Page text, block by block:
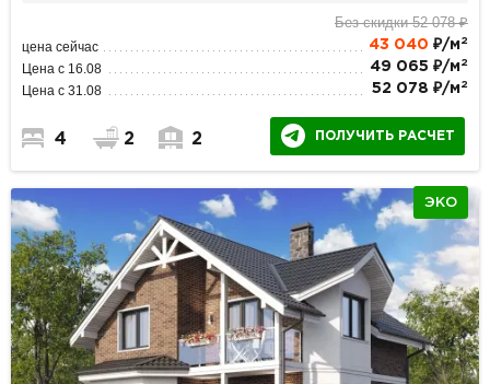
Без скидки 52 078 ₽
цена сейчас 43 040 ₽/м 2
Цена с 16.08 49 065 ₽/м 2
Цена с 31.08 52 078 ₽/м 2
4 2 2 ПОЛУЧИТЬ РАСЧЕТ
ЭКО